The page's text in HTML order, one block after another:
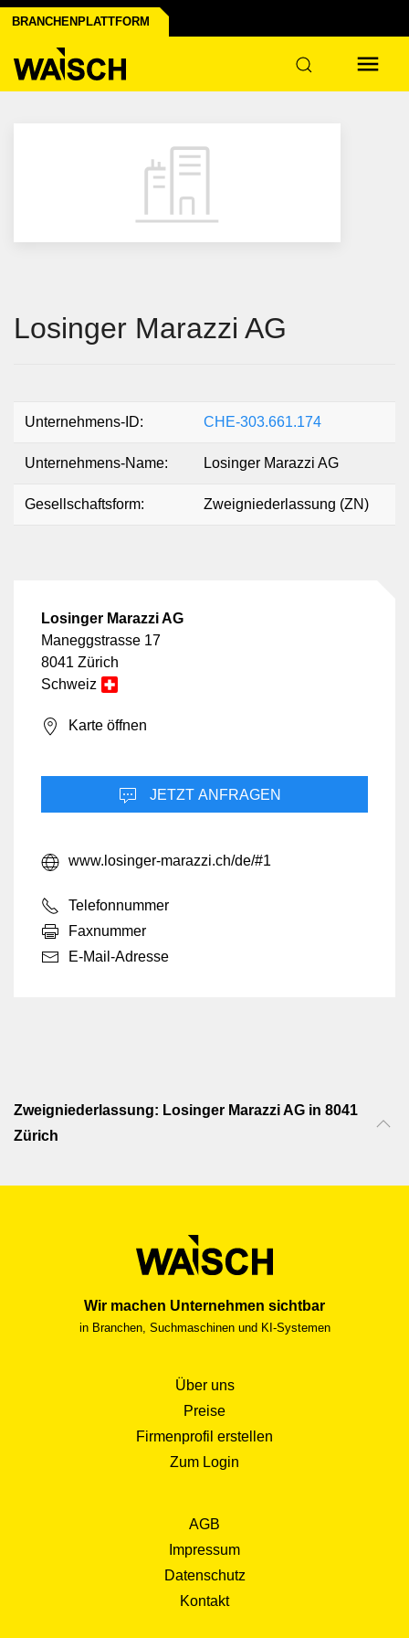
BRANCHENPLATTFORM
der Industrie
Losinger Marazzi AG
Unternehmens-ID: CHE-303.661.174
Unternehmens-Name: Losinger Marazzi AG
Gesellschaftsform: Zweigniederlassung (ZN)
Losinger Marazzi AG
Maneggstrasse 17
8041 Zürich
Schweiz
Karte öffnen
JETZT ANFRAGEN
www.losinger-marazzi.ch/de/#1
Telefonnummer
Faxnummer
E-Mail-Adresse
Zweigniederlassung: Losinger Marazzi AG in 8041
Zürich
Wir machen Unternehmen sichtbar
in Branchen, Suchmaschinen und KI-Systemen
Über uns
Preise
Firmenprofil erstellen
Zum Login
AGB
Impressum
Datenschutz
Kontakt